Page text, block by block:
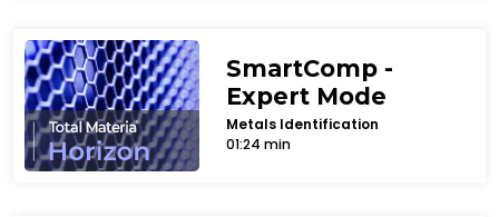
SmartComp -
Expert Mode
Metals Identification
01:24 min